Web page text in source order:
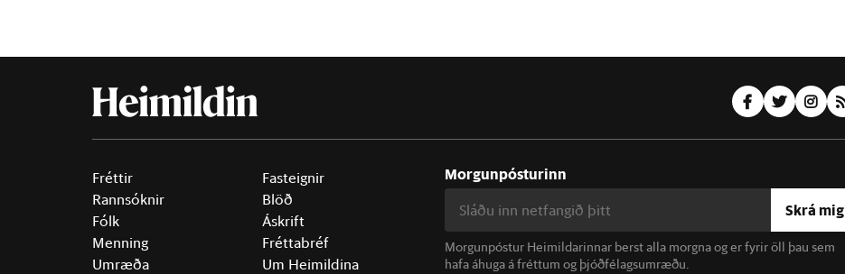
Fréttir
Rannsóknir
Fólk
Menning
Umræða
Fasteignir
Blöð
Áskrift
Fréttabréf
Um Heimildina
Morgunpósturinn
Skrá mig
Morgunpóstur Heimildarinnar berst alla morgna og er fyrir öll þau sem
hafa áhuga á fréttum og þjóðfélagsumræðu.